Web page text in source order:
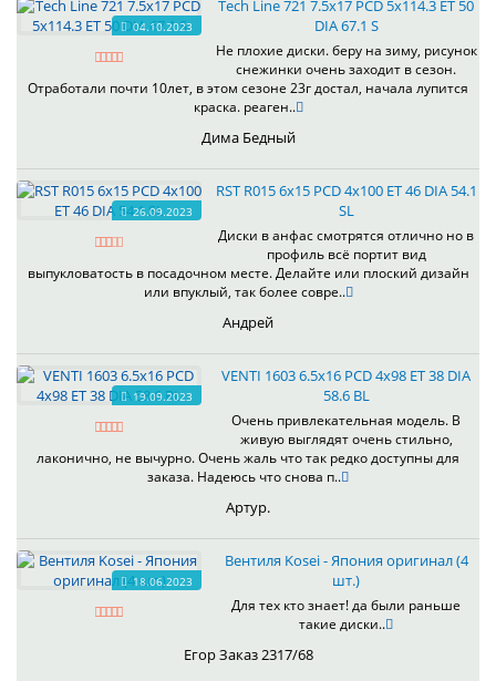
04.10.2023
Tech Line 721 7.5x17 PCD 5x114.3 ET 50
DIA 67.1 S
Не плохие диски. беру на зиму, рисунок
снежинки очень заходит в сезон.
Отработали почти 10лет, в этом сезоне 23г достал, начала лупится
краска. реаген..
Дима Бедный
26.09.2023
RST R015 6x15 PCD 4x100 ET 46 DIA 54.1
SL
Диски в анфас смотрятся отлично но в
профиль всё портит вид
выпукловатость в посадочном месте. Делайте или плоский дизайн
или впуклый, так более совре..
Андрей
19.09.2023
VENTI 1603 6.5x16 PCD 4x98 ET 38 DIA
58.6 BL
Очень привлекательная модель. В
живую выглядят очень стильно,
лаконично, не вычурно. Очень жаль что так редко доступны для
заказа. Надеюсь что снова п..
Артур.
18.06.2023
Вентиля Kosei - Япония оригинал (4
шт.)
Для тех кто знает! да были раньше
такие диски..
Егор Заказ 2317/68